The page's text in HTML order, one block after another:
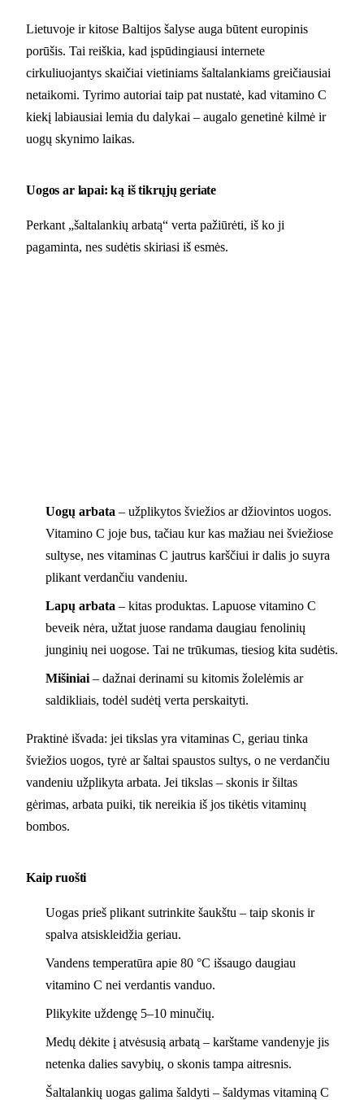
Lietuvoje ir kitose Baltijos šalyse auga būtent europinis
porūšis. Tai reiškia, kad įspūdingiausi internete
cirkuliuojantys skaičiai vietiniams šaltalankiams greičiausiai
netaikomi. Tyrimo autoriai taip pat nustatė, kad vitamino C
kiekį labiausiai lemia du dalykai – augalo genetinė kilmė ir
uogų skynimo laikas.
Uogos ar lapai: ką iš tikrųjų geriate
Perkant „šaltalankių arbatą“ verta pažiūrėti, iš ko ji
pagaminta, nes sudėtis skiriasi iš esmės.
Uogų arbata – užplikytos šviežios ar džiovintos uogos.
Vitamino C joje bus, tačiau kur kas mažiau nei šviežiose
sultyse, nes vitaminas C jautrus karščiui ir dalis jo suyra
plikant verdančiu vandeniu.
Lapų arbata – kitas produktas. Lapuose vitamino C
beveik nėra, užtat juose randama daugiau fenolinių
junginių nei uogose. Tai ne trūkumas, tiesiog kita sudėtis.
Mišiniai – dažnai derinami su kitomis žolelėmis ar
saldikliais, todėl sudėtį verta perskaityti.
Praktinė išvada: jei tikslas yra vitaminas C, geriau tinka
šviežios uogos, tyrė ar šaltai spaustos sultys, o ne verdančiu
vandeniu užplikyta arbata. Jei tikslas – skonis ir šiltas
gėrimas, arbata puiki, tik nereikia iš jos tikėtis vitaminų
bombos.
Kaip ruošti
Uogas prieš plikant sutrinkite šaukštu – taip skonis ir
spalva atsiskleidžia geriau.
Vandens temperatūra apie 80 °C išsaugo daugiau
vitamino C nei verdantis vanduo.
Plikykite uždengę 5–10 minučių.
Medų dėkite į atvėsusią arbatą – karštame vandenyje jis
netenka dalies savybių, o skonis tampa aitresnis.
Šaltalankių uogas galima šaldyti – šaldymas vitaminą C